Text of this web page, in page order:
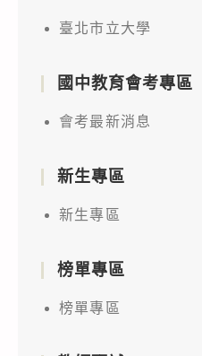
臺北市立大學
國中教育會考專區
會考最新消息
新生專區
新生專區
榜單專區
榜單專區